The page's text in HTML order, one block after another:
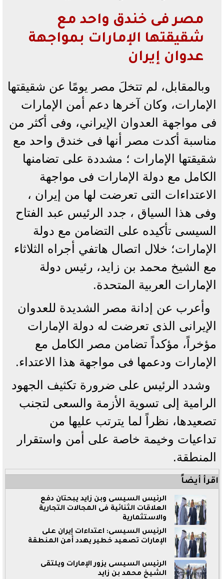
مصر فى خندق واحد مع
شقيقتها الإمارات بمواجهة
عدوان إيران
وبالمقابل، لم تتخلَ مصر يومًا عن شقيقتها
الإمارات، وكان آخرها دعم أمن الإمارات
فى مواجهة العدوان الإيراني، وفى أكثر من
مناسبة أكدت مصر أنها فى خندق واحد مع
شقيقتها الإمارات ؛ مشددة على تضامنها
الكامل مع دولة الإمارات فى مواجهة
الاعتداءات التى تعرضت لها من إيران ،
وفى هذا السياق ، جدد الرئيس عبد الفتاح
السيسى تأكيده على التضامن مع دولة
الإمارات؛ خلال اتصال هاتفي أجراه الثلاثاء
مع الشيخ محمد بن زايد، رئيس دولة
الإمارات العربية المتحدة.
وأعرب عن إدانة مصر الشديدة للعدوان
الإيرانى الذى تعرضت له دولة الإمارات
مؤخراً، مؤكداً تضامن مصر الكامل مع
الإمارات ودعمها فى مواجهة هذا الاعتداء.
وشدد الرئيس على ضرورة تكثيف الجهود
الرامية إلى تسوية الأزمة والسعى لتجنب
تصعيدها، نظراً لما يترتب عليها من
تداعيات وخيمة خاصة على أمن واستقرار
المنطقة.
اقرأ أيضاً
الرئيس السيسى وبن زايد يبحثان دفع
العلاقات الثنائية فى المجالات التجارية
والاستثمارية
الرئيس السيسى: اعتداءات إيران على
الإمارات تصعيد خطير يهدد أمن المنطقة
الرئيس السيسى يزور الإمارات ويلتقى
الشيخ محمد بن زايد